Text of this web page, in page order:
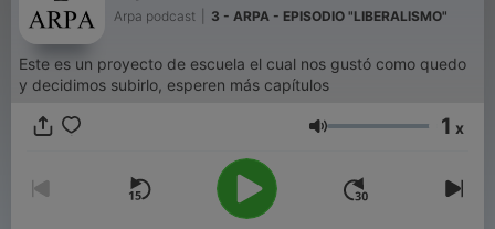
Arpa podcast 3 - ARPA - EPISODIO "LIBERALISMO"
Este es un proyecto de escuela el cual nos gustó como quedo
y decidimos subirlo, esperen más capítulos
Volumen 1 x